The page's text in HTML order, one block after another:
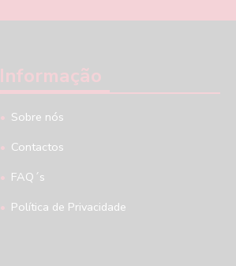
Informação
Sobre nós
Contactos
FAQ´s
Política de Privacidade